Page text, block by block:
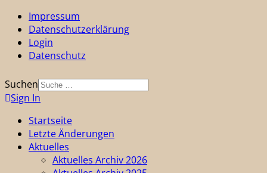
Impressum
Datenschutzerklärung
Login
Datenschutz
Suchen
Sign In
Startseite
Letzte Änderungen
Aktuelles
Aktuelles Archiv 2026